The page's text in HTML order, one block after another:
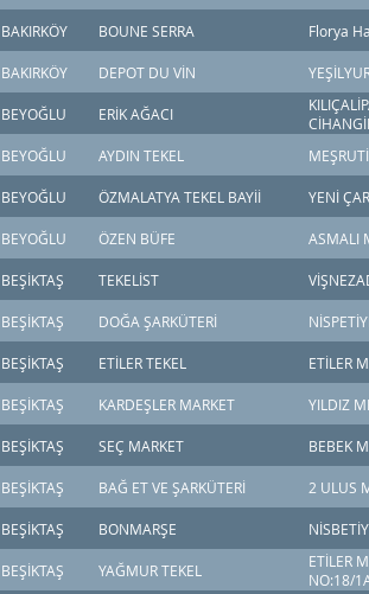
BAKIRKÖY BOUNE SERRA Florya
BAKIRKÖY DEPOT DU VİN
BEYOĞLU ERİK AĞACI
BEYOĞLU AYDIN TEKEL
BEYOĞLU ÖZMALATYA TEKEL BAYİİ YENİ
BEYOĞLU ÖZEN BÜFE ASMALI
BEŞİKTAŞ TEKELİST
BEŞİKTAŞ DOĞA ŞARKÜTERİ
BEŞİKTAŞ ETİLER TEKEL ETİLER
BEŞİKTAŞ KARDEŞLER MARKET YILDIZ
BEŞİKTAŞ SEÇ MARKET BEBEK
BEŞİKTAŞ BAĞ ET VE ŞARKÜTERİ 2 ULUS
BEŞİKTAŞ BONMARŞE
BEŞİKTAŞ YAĞMUR TEKEL
ETİLER
NO:18/